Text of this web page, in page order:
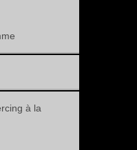
à la